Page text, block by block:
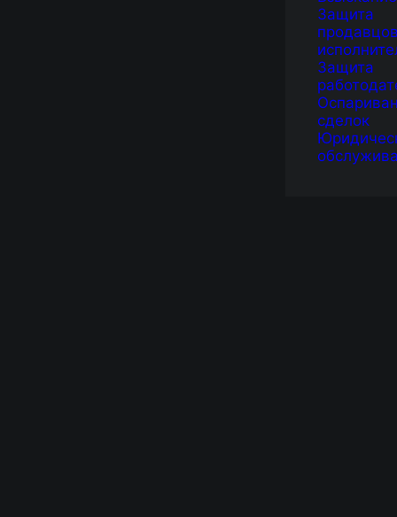
Защита
Защита
сделок